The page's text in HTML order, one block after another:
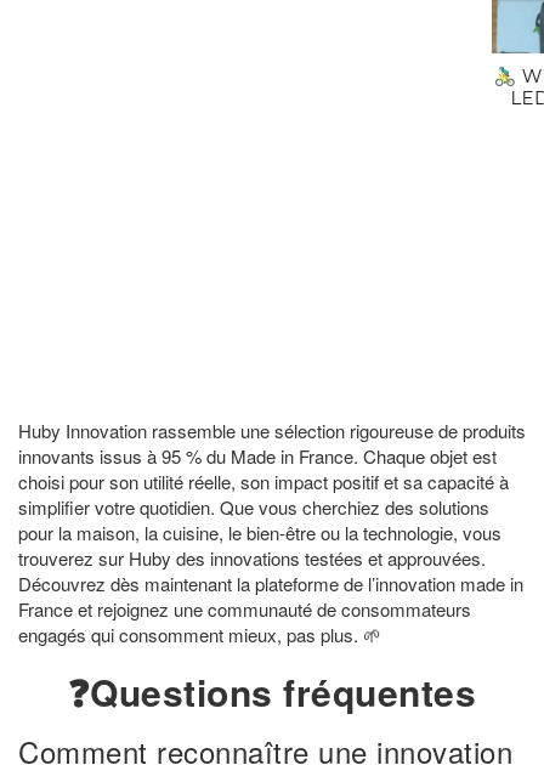
Huby Innovation rassemble une sélection rigoureuse de produits
innovants issus à 95 % du Made in France. Chaque objet est
choisi pour son utilité réelle, son impact positif et sa capacité à
simplifier votre quotidien. Que vous cherchiez des solutions
pour la maison, la cuisine, le bien-être ou la technologie, vous
trouverez sur Huby des innovations testées et approuvées.
Découvrez dès maintenant la plateforme de l’innovation made in
France et rejoignez une communauté de consommateurs
engagés qui consomment mieux, pas plus. 🌱
❓Questions fréquentes
Comment reconnaître une innovation